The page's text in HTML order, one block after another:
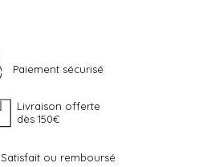
Paiement sécurisé
Livraison offerte
dès 150€
Satisfait ou remboursé